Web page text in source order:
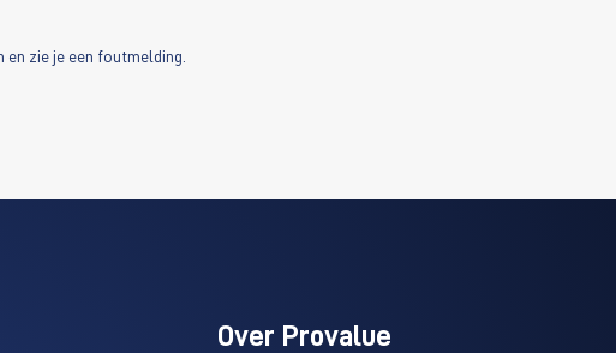
zie je een foutmelding.
Over Provalue